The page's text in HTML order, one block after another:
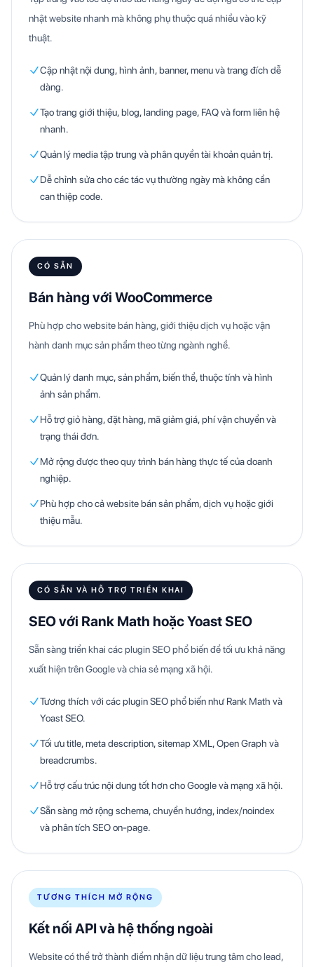
nhật website nhanh mà không phụ thuộc quá nhiều vào kỹ
thuật.
Cập nhật nội dung, hình ảnh, banner, menu và trang đích dễ
dàng.
Tạo trang giới thiệu, blog, landing page, FAQ và form liên hệ
nhanh.
Quản lý media tập trung và phân quyền tài khoản quản trị.
Dễ chỉnh sửa cho các tác vụ thường ngày mà không cần
can thiệp code.
CÓ SẴN
Bán hàng với WooCommerce
Phù hợp cho website bán hàng, giới thiệu dịch vụ hoặc vận
hành danh mục sản phẩm theo từng ngành nghề.
Quản lý danh mục, sản phẩm, biến thể, thuộc tính và hình
ảnh sản phẩm.
Hỗ trợ giỏ hàng, đặt hàng, mã giảm giá, phí vận chuyển và
trạng thái đơn.
Mở rộng được theo quy trình bán hàng thực tế của doanh
nghiệp.
Phù hợp cho cả website bán sản phẩm, dịch vụ hoặc giới
thiệu mẫu.
CÓ SẴN VÀ HỖ TRỢ TRIỂN KHAI
SEO với Rank Math hoặc Yoast SEO
Sẵn sàng triển khai các plugin SEO phổ biến để tối ưu khả năng
xuất hiện trên Google và chia sẻ mạng xã hội.
Tương thích với các plugin SEO phổ biến như Rank Math và
Yoast SEO.
Tối ưu title, meta description, sitemap XML, Open Graph và
breadcrumbs.
Hỗ trợ cấu trúc nội dung tốt hơn cho Google và mạng xã hội.
Sẵn sàng mở rộng schema, chuyển hướng, index/noindex
và phân tích SEO on-page.
TƯƠNG THÍCH MỞ RỘNG
Kết nối API và hệ thống ngoài
Website có thể trở thành điểm nhận dữ liệu trung tâm cho lead,